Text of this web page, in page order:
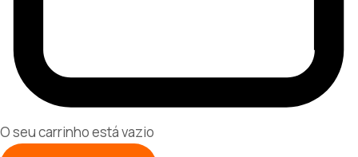
O seu carrinho está vazio